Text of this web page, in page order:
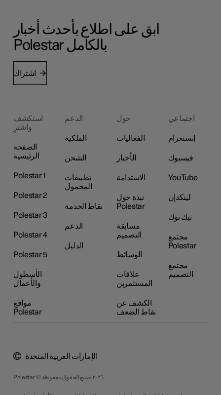
ابق على اطلاع بأحدث أخبار
Polestar بالكامل
اشتراك
استكشف
واشترِ
الصفحة
الرئيسية
Polestar 1
Polestar 2
Polestar 3
Polestar 4
Polestar 5
الأسطول
والأعمال
مواقع
Polestar
الدعم
الملكية
الشحن
تطبيقات
المحمول
نقاط الخدمة
الدعم
الدليل
حول
الفعاليات
الأخبار
الاستدامة
نبذة حول
Polestar
مسابقة
التصميم
الوسائط
علاقات
المستثمرين
الكشف عن
نقاط الضعف
اجتماعي
إنستغرام
فيسبوك
YouTube
لينكدإن
تيك توك
مجتمع
Polestar
مجتمع
التصميم
Polestar © ٢٠٢٦ جميع الحقوق محفوظة
الإمارات العربية المتحدة